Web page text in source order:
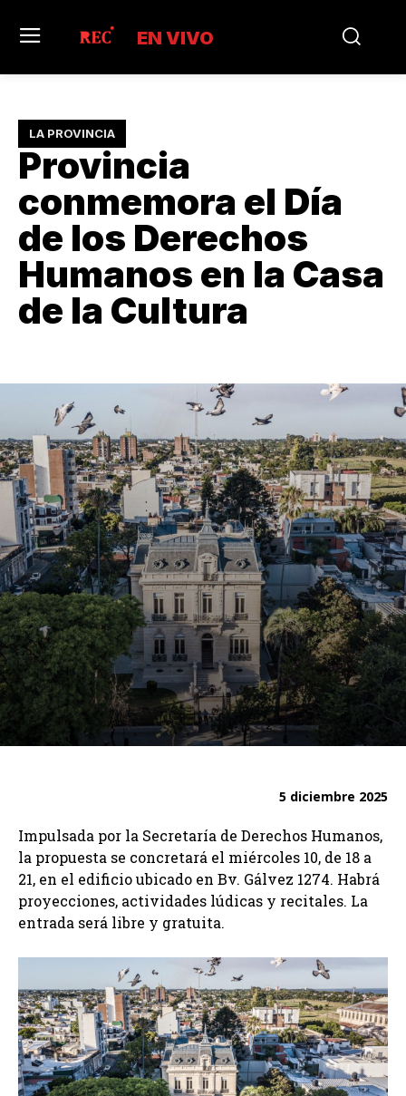
EN VIVO
LA PROVINCIA
Provincia
conmemora el Día
de los Derechos
Humanos en la Casa
de la Cultura
5 diciembre 2025
Impulsada por la Secretaría de Derechos Humanos,
la propuesta se concretará el miércoles 10, de 18 a
21, en el edificio ubicado en Bv. Gálvez 1274. Habrá
proyecciones, actividades lúdicas y recitales. La
entrada será libre y gratuita.